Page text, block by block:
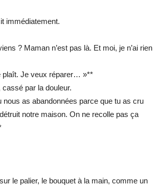
immédiatement.
? Maman n’est pas là. Et moi, je n’ai rien
Je veux réparer… »**
par la douleur.
as abandonnées parce que tu as cru
notre maison. On ne recolle pas ça
le palier, le bouquet à la main, comme un